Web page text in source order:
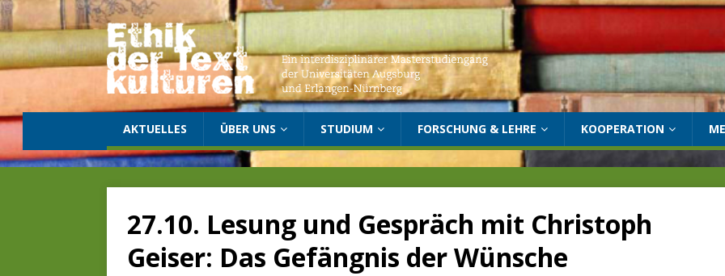
AKTUELLES ÜBER UNS STUDIUM FORSCHUNG & LEHRE KOOPERATION
27.10. Lesung und Gespräch mit Christoph
Geiser: Das Gefängnis der Wünsche